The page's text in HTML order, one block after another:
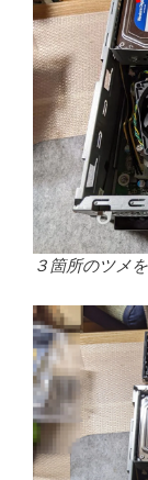
３箇所のツメ